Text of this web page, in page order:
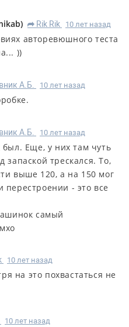
) R Rik Rik 10 лет назад
авторевюшного теста
))
А.Б. 10 лет назад
А.Б. 10 лет назад
был. Еще, у них там чуть
запаской трескался. То,
выше 120, а на 150 мог
перестроении - это все
самый
10 лет назад
на это похвастаться не
10 лет назад